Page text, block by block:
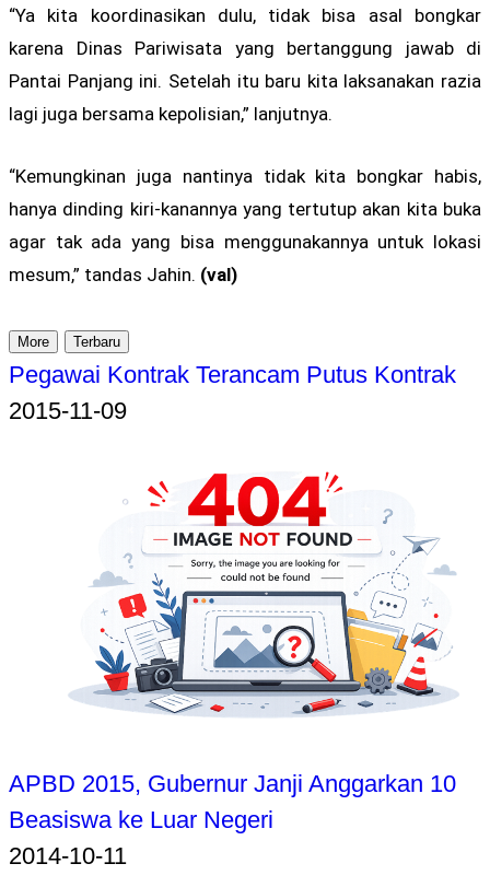
“Ya kita koordinasikan dulu, tidak bisa asal bongkar
karena Dinas Pariwisata yang bertanggung jawab di
Pantai Panjang ini. Setelah itu baru kita laksanakan razia
lagi juga bersama kepolisian,” lanjutnya.
“Kemungkinan juga nantinya tidak kita bongkar habis,
hanya dinding kiri-kanannya yang tertutup akan kita buka
agar tak ada yang bisa menggunakannya untuk lokasi
mesum,” tandas Jahin. (val)
More Terbaru
Pegawai Kontrak Terancam Putus Kontrak
2015-11-09
APBD 2015, Gubernur Janji Anggarkan 10
Beasiswa ke Luar Negeri
2014-10-11